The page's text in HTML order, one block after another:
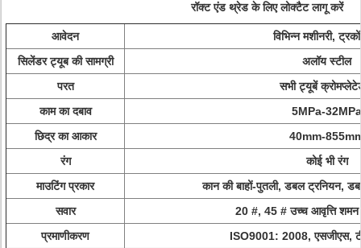
रॉक्ट एंड थ्रेड के लिए लोक्टैट लागू करें
आवेदन
विभिन्न मशीनरी,
सिलेंडर ट्यूब की सामग्री
अलॉय स्टील
परत
सभी ट्यूबें
काम का दबाव
5MPa-32MPa
छिद्र का आकार
40mm-
रंग
कोई भी रंग
माउटिंग प्रकार
कान की बाहों-पुतली, डबल ट्रनियन,
सवार
20 #, 45 # उच्च आवृत्ति शमन
प्रमाणीकरण
ISO9001: 2008, एसजीएस,